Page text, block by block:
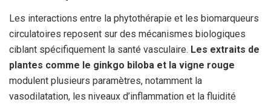
Les interactions entre la phytothérapie et les biomarqueurs
circulatoires reposent sur des mécanismes biologiques
ciblant spécifiquement la santé vasculaire. Les extraits de
plantes comme le ginkgo biloba et la vigne rouge
modulent plusieurs paramètres, notamment la
vasodilatation, les niveaux d’inflammation et la fluidité